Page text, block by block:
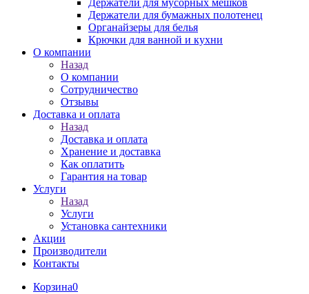
Держатели для мусорных мешков
Держатели для бумажных полотенец
Органайзеры для белья
Крючки для ванной и кухни
О компании
Назад
О компании
Сотрудничество
Отзывы
Доставка и оплата
Назад
Доставка и оплата
Хранение и доставка
Как оплатить
Гарантия на товар
Услуги
Назад
Услуги
Установка сантехники
Акции
Производители
Контакты
Корзина0